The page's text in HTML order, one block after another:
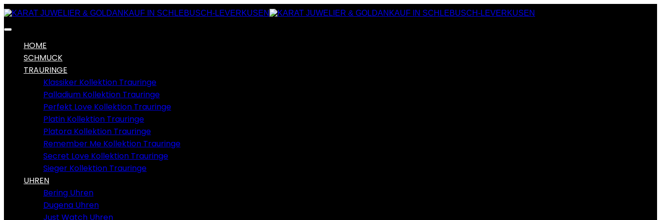
HOME
SCHMUCK
TRAURINGE
Klassiker Kollektion Trauringe
Palladium Kollektion Trauringe
Perfekt Love Kollektion Trauringe
Platin Kollektion Trauringe
Platora Kollektion Trauringe
Remember Me Kollektion Trauringe
Secret Love Kollektion Trauringe
Sieger Kollektion Trauringe
UHREN
Bering Uhren
Dugena Uhren
Just Watch Uhren